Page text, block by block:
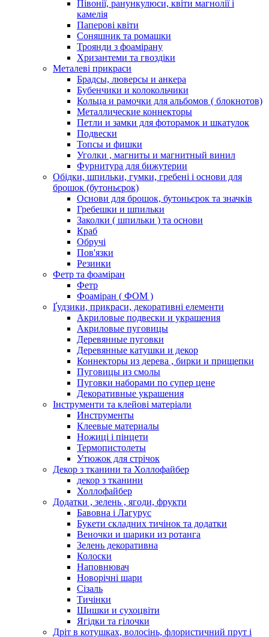
Півонії, ранункулюси, квіти магнолії і
камелія
Паперові квіти
Соняшник та ромашки
Троянди з фоамірану
Хризантеми та гвоздіки
Металеві прикраси
Брадсы, люверсы и анкера
Бубенчики и колокольчики
Кольца и рамочки для альбомов ( блокнотов)
Металлические коннекторы
Петли и замки для фоторамок и шкатулок
Подвески
Топсы и фишки
Уголки , магниты и магнитный винил
Фурнитура для бижутерии
Обідки, шпильки, гумки, гребені і основи для
брошок (бутоньєрок)
Основи для брошок, бутоньєрок та значків
Гребешки и шпильки
Заколки ( шпильки ) та основи
Краб
Обручі
Пов'язки
Резинки
Фетр та фоаміран
Фетр
Фоаміран ( ФОМ )
Ґудзики, прикраси, декоративні елементи
Акриловые подвески и украшения
Акриловые пуговицы
Деревянные пуговки
Деревянные катушки и декор
Коннекторы из дерева , бирки и прищепки
Пуговицы из смолы
Пуговки наборами по супер цене
Декоративные украшения
Інструменти та клейові матеріали
Инструменты
Клеевые материалы
Ножиці і пінцети
Термопистолеты
Утюжок для стрічок
Декор з тканини та Холлофайбер
декор з тканини
Холлофайбер
Додатки , зелень , ягоди, фрукти
Бавовна і Лагурус
Букети складних тичінок та додатки
Веночки и шарики из ротанга
Зелень декоративна
Колоски
Наповнювач
Новорічні шари
Сізаль
Тичінки
Шишки и сухоцвіти
Ягідки та гілочки
Дріт в котушках, волосінь, флористичний прут і